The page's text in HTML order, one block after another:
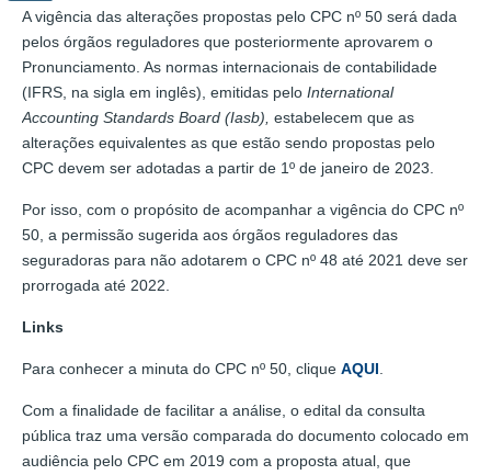
A vigência das alterações propostas pelo CPC nº 50 será dada
pelos órgãos reguladores que posteriormente aprovarem o
Pronunciamento. As normas internacionais de contabilidade
(IFRS, na sigla em inglês), emitidas pelo International
Accounting Standards Board (Iasb), estabelecem que as
alterações equivalentes as que estão sendo propostas pelo
CPC devem ser adotadas a partir de 1º de janeiro de 2023.
Por isso, com o propósito de acompanhar a vigência do CPC nº
50, a permissão sugerida aos órgãos reguladores das
seguradoras para não adotarem o CPC nº 48 até 2021 deve ser
prorrogada até 2022.
Links
Para conhecer a minuta do CPC nº 50, clique AQUI
Com a finalidade de facilitar a análise, o edital da consulta
pública traz uma versão comparada do documento colocado em
audiência pelo CPC em 2019 com a proposta atual, que